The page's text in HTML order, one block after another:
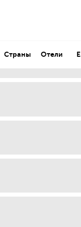
Страны Отели